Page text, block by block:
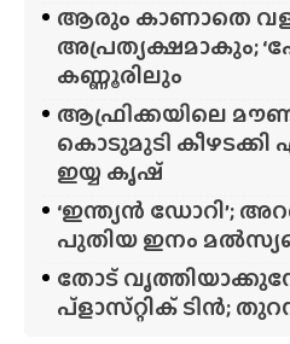
ആരും കാണാതെ
അപ്രത്യക്ഷമാകും;
കണ്ണൂരിലും
ആഫ്രിക്കയിലെ
കൊടുമുടി
ഇയ്യ കൃഷ്
‘ഇന്ത്യൻ ഡോറി’;
പുതിയ ഇനം
തോട്
പ്‌ളാസ്‌റ്റിക് ടിൻ;